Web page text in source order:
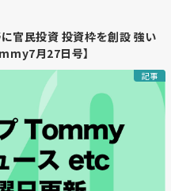
官民投資 投資枠を創設 強い
月27日号】
記事